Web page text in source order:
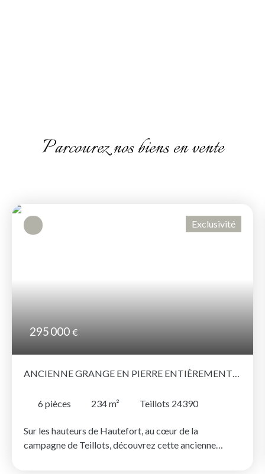
Parcourez nos biens en vente
295 000 €
Exclusivité
ANCIENNE GRANGE EN PIERRE ENTIÈREMENT
HAUTEFORT
6 pièces 234m² Teillots 24390
Sur les hauteurs de Hautefort, au cœur de la
campagne de Teillots, découvrez cette ancienne